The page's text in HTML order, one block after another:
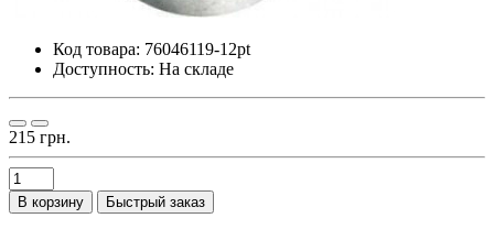
Код товара: 76046119-12pt
Доступность: На складе
215 грн.
В корзину Быстрый заказ